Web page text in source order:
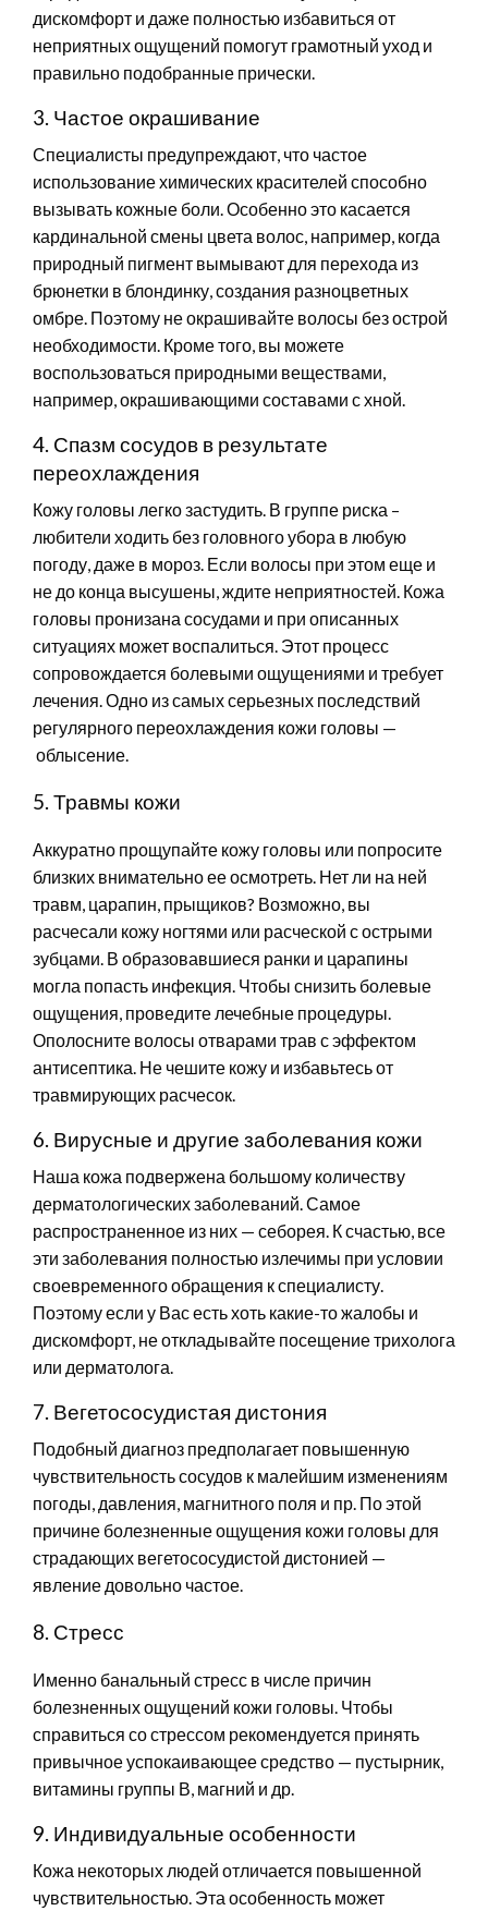
дискомфорт и даже полностью избавиться от
неприятных ощущений помогут грамотный уход и
правильно подобранные прически.
3. Частое окрашивание
Специалисты предупреждают, что частое
использование химических красителей способно
вызывать кожные боли. Особенно это касается
кардинальной смены цвета волос, например, когда
природный пигмент вымывают для перехода из
брюнетки в блондинку, создания разноцветных
омбре. Поэтому не окрашивайте волосы без острой
необходимости. Кроме того, вы можете
воспользоваться природными веществами,
например, окрашивающими составами с хной.
4. Спазм сосудов в результате
переохлаждения
Кожу головы легко застудить. В группе риска –
любители ходить без головного убора в любую
погоду, даже в мороз. Если волосы при этом еще и
не до конца высушены, ждите неприятностей. Кожа
головы пронизана сосудами и при описанных
ситуациях может воспалиться. Этот процесс
сопровождается болевыми ощущениями и требует
лечения. Одно из самых серьезных последствий
регулярного переохлаждения кожи головы —
облысение.
5. Травмы кожи
Аккуратно прощупайте кожу головы или попросите
близких внимательно ее осмотреть. Нет ли на ней
травм, царапин, прыщиков? Возможно, вы
расчесали кожу ногтями или расческой с острыми
зубцами. В образовавшиеся ранки и царапины
могла попасть инфекция. Чтобы снизить болевые
ощущения, проведите лечебные процедуры.
Ополосните волосы отварами трав с эффектом
антисептика. Не чешите кожу и избавьтесь от
травмирующих расчесок.
6. Вирусные и другие заболевания кожи
Наша кожа подвержена большому количеству
дерматологических заболеваний. Самое
распространенное из них — себорея. К счастью, все
эти заболевания полностью излечимы при условии
своевременного обращения к специалисту.
Поэтому если у Вас есть хоть какие-то жалобы и
дискомфорт, не откладывайте посещение трихолога
или дерматолога.
7. Вегетососудистая дистония
Подобный диагноз предполагает повышенную
чувствительность сосудов к малейшим изменениям
погоды, давления, магнитного поля и пр. По этой
причине болезненные ощущения кожи головы для
страдающих вегетососудистой дистонией —
явление довольно частое.
8. Стресс
Именно банальный стресс в числе причин
болезненных ощущений кожи головы. Чтобы
справиться со стрессом рекомендуется принять
привычное успокаивающее средство — пустырник,
витамины группы В, магний и др.
9. Индивидуальные особенности
Кожа некоторых людей отличается повышенной
чувствительностью. Эта особенность может